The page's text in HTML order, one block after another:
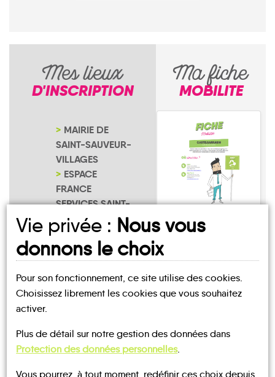
Mes lieux
D'INSCRIPTION
MAIRIE DE
SAINT-SAUVEUR-
VILLAGES
ESPACE
FRANCE
SERVICES SAINT-
SAUVEUR-
VILLAGES
NOTRE PAGE
D'INSCRIPTION
Ma fiche
MOBILITE
Saint-Sauveur-
UN AVIS, UN TÉMOIGNAGE
Vie privée : Nous vous
donnons le choix
Pour son fonctionnement, ce site utilise des cookies.
Choisissez librement les cookies que vous souhaitez
activer.
Plus de détail sur notre gestion des données dans
Protection des données personnelles.
Vous pourrez, à tout moment, redéfinir ces choix depuis